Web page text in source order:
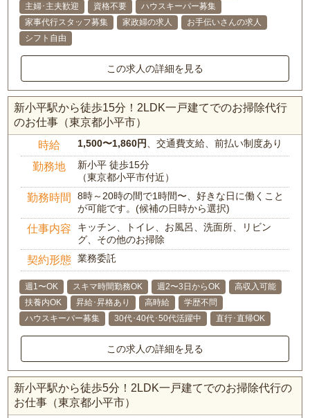
主婦･主夫歓迎
資格不要
ハウスキーパー募集
家事代行スタッフ募集
家政婦の求人
お手伝いさんの求人
シフト自由
この求人の詳細を見る
新小平駅から徒歩15分！2LDK一戸建てでのお掃除代行
のお仕事（東京都小平市）
時給 1,500〜1,860円 、交通費支給、前払い制度あり
勤務地
新小平 徒歩15分
（東京都小平市付近）
勤務時間
8時～20時の間で1時間〜、好きな日に働くこと
が可能です。(候補の日時から選択)
仕事内容
キッチン、トイレ、お風呂、洗面所、リビン
グ、その他のお掃除
契約形態 業務委託
週1〜OK スキマ時間勤務OK 週2〜3日からOK
高収入可能
扶養内OK
昇給･昇格あり 高時給
学歴不問
ハウスキーパー募集
30代･40代･50代活躍中 直行･直帰OK
この求人の詳細を見る
新小平駅から徒歩5分！2LDK一戸建てでのお掃除代行の
お仕事（東京都小平市）